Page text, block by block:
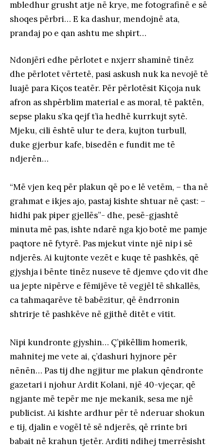
mbledhur grusht atje në krye, me fotografinë e së
shoqes përbri… E ka dashur, mendojnë ata,
prandaj po e qan ashtu me shpirt…
Ndonjëri edhe përlotet e nxjerr shaminë tinëz
dhe përlotet vërtetë, pasi askush nuk ka nevojë të
luajë para Kiços teatër. Për përlotësit Kiçoja nuk
afron as shpërblim material e as moral, të paktën,
sepse plaku s’ka qejf t’ia hedhë kurrkujt sytë.
Mjeku, cili është ulur te dera, kujton turbull,
duke gjerbur kafe, bisedën e fundit me të
ndjerën…
“Më vjen keq për plakun që po e lë vetëm, – tha në
grahmat e ikjes ajo, pastaj kishte shtuar në çast: –
hidhi pak piper gjellës”- dhe, pesë-gjashtë
minuta më pas, ishte ndarë nga kjo botë me pamje
paqtore në fytyrë. Pas mjekut vinte një nip i së
ndjerës. Ai kujtonte vezët e kuqe të pashkës, që
gjyshja i bënte tinëz nuseve të djemve çdo vit dhe
ua jepte nipërve e fëmijëve të vegjël të shkallës,
ca tahmaqarëve të babëzitur, që ëndrronin
shtrirje të pashkëve në gjithë ditët e vitit.
Nipi kundronte gjyshin… Ç’pikëllim homerik,
mahnitej me vete ai, ç’dashuri hyjnore për
nënën… Pas tij dhe ngjitur me plakun qëndronte
gazetari i njohur Ardit Kolani, një 40-vjeçar, që
ngjante më tepër me nje mekanik, sesa me një
publicist. Ai kishte ardhur për të nderuar shokun
e tij, djalin e vogël të së ndjerës, që rrinte bri
babait në krahun tjetër. Arditi ndihej tmerrësisht